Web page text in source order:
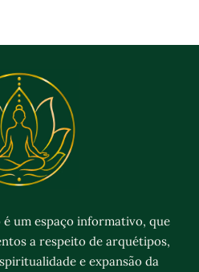
um espaço informativo, que
a respeito de arquétipos,
e expansão da